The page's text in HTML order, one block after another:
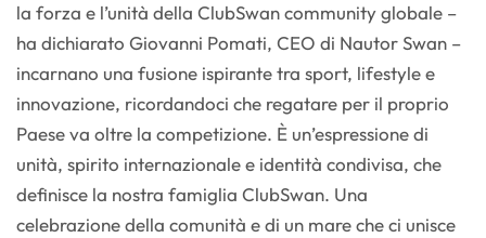
la forza e l’unità della ClubSwan community globale –
ha dichiarato Giovanni Pomati, CEO di Nautor Swan –
incarnano una fusione ispirante tra sport, lifestyle e
innovazione, ricordandoci che regatare per il proprio
Paese va oltre la competizione. È un’espressione di
unità, spirito internazionale e identità condivisa, che
definisce la nostra famiglia ClubSwan. Una
celebrazione della comunità e di un mare che ci unisce